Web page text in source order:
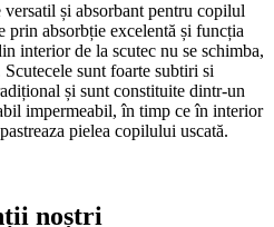
versatil și absorbant pentru copilul
prin absorbție excelentă și funcția
interior de la scutec nu se schimba,
sunt foarte subtiri si
și sunt constituite dintr-un
impermeabil, în timp ce în interior
pielea copilului uscată.
noștri